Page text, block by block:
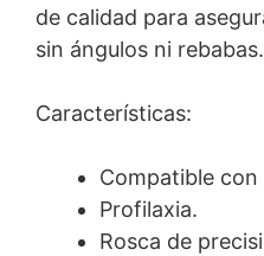
de calidad para
sin ángulos ni rebabas.
Características:
Compatible con
Profilaxia.
Rosca de